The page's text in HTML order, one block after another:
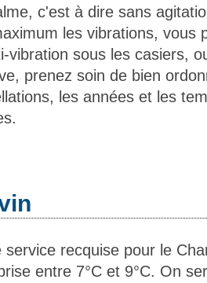
c'est à dire sans
les vibrations, vous
vibration sous les casiers,
prenez soin de bien
les années et les
recquise pour le
entre 7°C et 9°C. On